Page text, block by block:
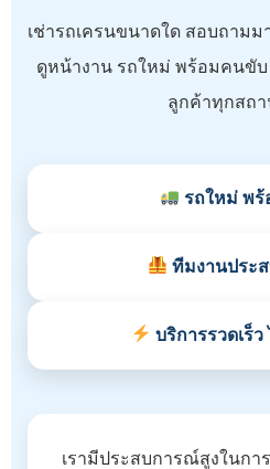
เช่ารถเครนขนาดใด สอบถาม
ดูหน้างาน รถใหม่ พร้อมคนขั
ลูกค้าทุกสถ
รถใหม่ พ
ทีมงานประ
บริการรวดเร็
เรามีประสบการณ์สูงในกา